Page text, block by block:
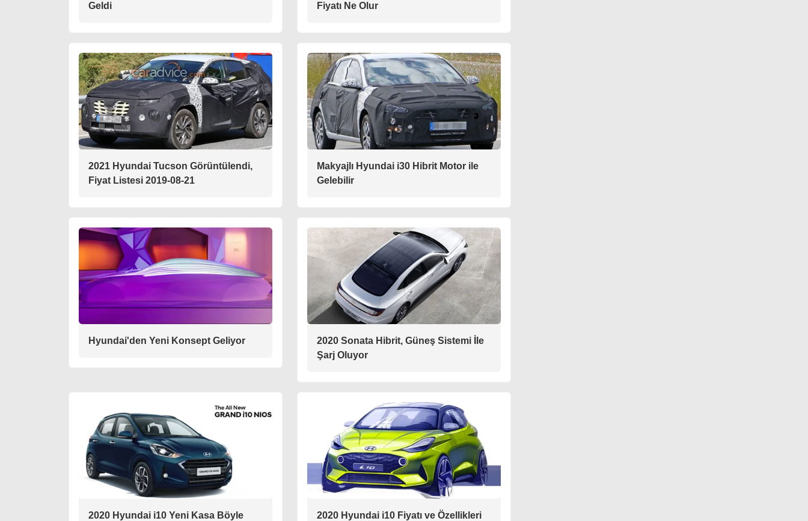
Geldi
Fiyatı Ne Olur
2021 Hyundai Tucson Görüntülendi,
Fiyat Listesi 2019-08-21
Makyajlı Hyundai i30 Hibrit Motor ile
Gelebilir
Hyundai'den Yeni Konsept Geliyor
2020 Sonata Hibrit, Güneş Sistemi İle
Şarj Oluyor
2020 Hyundai i10 Yeni Kasa Böyle 2020 Hyundai i10 Fiyatı ve Özellikleri